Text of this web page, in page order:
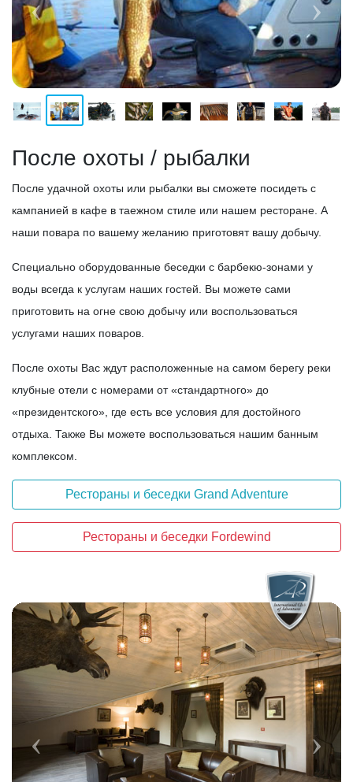
После охоты / рыбалки
После удачной охоты или рыбалки вы сможете посидеть с
кампанией в кафе в таежном стиле или нашем ресторане. А
наши повара по вашему желанию приготовят вашу добычу.
Специально оборудованные беседки с барбекю-зонами у
воды всегда к услугам наших гостей. Вы можете сами
приготовить на огне свою добычу или воспользоваться
услугами наших поваров.
После охоты Вас ждут расположенные на самом берегу реки
клубные отели с номерами от «стандартного» до
«президентского», где есть все условия для достойного
отдыха. Также Вы можете воспользоваться нашим банным
комплексом.
Рестораны и беседки Grand Adventure
Рестораны и беседки Fordewind